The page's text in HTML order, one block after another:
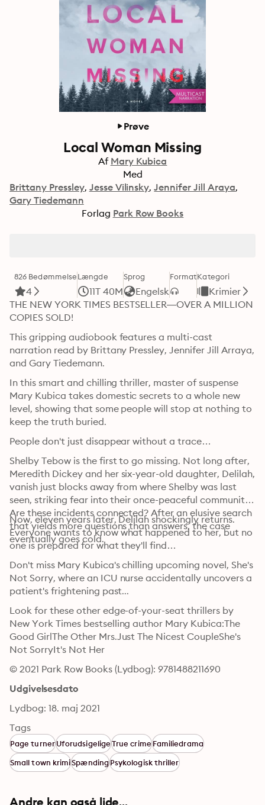
Prøve
Local Woman Missing
Af Mary Kubica
Med
Brittany Pressley Jesse Vilinsky Jennifer Jill Araya
Gary Tiedemann
Forlag Park Row Books
826 Bedømmelse
4
Længde
11T 40M
Sprog
Engelsk
FormatKategori
Krimier
THE NEW YORK TIMES BESTSELLER—OVER A MILLION
COPIES SOLD!
This gripping audiobook features a multi-cast
narration read by Brittany Pressley, Jennifer Jill Arraya,
and Gary Tiedemann.
In this smart and chilling thriller, master of suspense
Mary Kubica takes domestic secrets to a whole new
level, showing that some people will stop at nothing to
keep the truth buried.
People don't just disappear without a trace…
Shelby Tebow is the first to go missing. Not long after,
Meredith Dickey and her six-year-old daughter, Delilah,
vanish just blocks away from where Shelby was last
seen, striking fear into their once-peaceful community.
Are these incidents connected? After an elusive search
that yields more questions than answers, the case
eventually goes cold.
Now, eleven years later, Delilah shockingly returns.
Everyone wants to know what happened to her, but no
one is prepared for what they'll find…
Don't miss Mary Kubica's chilling upcoming novel, She's
Not Sorry, where an ICU nurse accidentally uncovers a
patient's frightening past...
Look for these other edge-of-your-seat thrillers by
New York Times bestselling author Mary Kubica:The
Good GirlThe Other Mrs.Just The Nicest CoupleShe's
Not SorryIt's Not Her
© 2021 Park Row Books (Lydbog): 9781488211690
Udgivelsesdato
Lydbog: 18. maj 2021
Tags
Page turnerUforudsigeligeTrue crimeFamiliedrama
Small town krimiSpændingPsykologisk thriller
Andre kan også lide...